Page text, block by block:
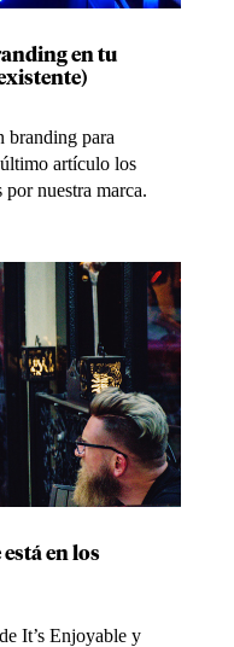
en tu
branding para
último artículo los
nuestra marca.
en los
It’s Enjoyable y